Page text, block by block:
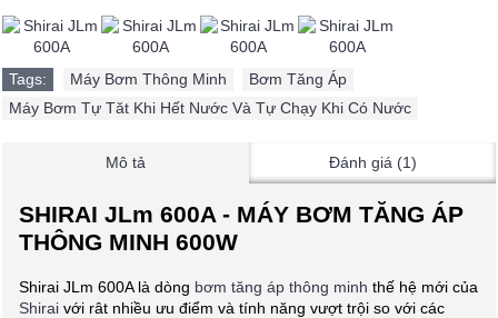
Tags: Máy Bơm Thông Minh Bơm Tăng Áp
Máy Bơm Tự Tăt Khi Hết Nước Và Tự Chạy Khi Có Nước
Mô tả Đánh giá (1)
SHIRAI JLm 600A - MÁY BƠM TĂNG ÁP
THÔNG MINH 600W
Shirai JLm 600A là dòng bơm tăng áp thông minh thế hệ mới của
Shirai với rât nhiều ưu điểm và tính năng vượt trội so với các